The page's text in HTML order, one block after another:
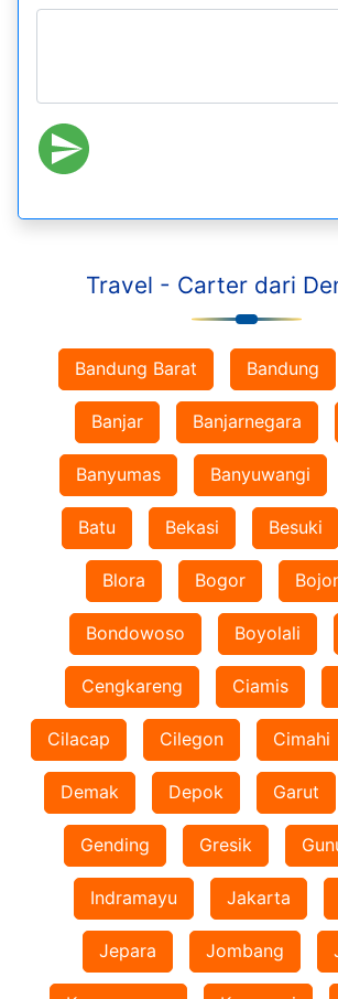
Travel - Carter dari
Bandung Barat Bandung
Banjar Banjarnegara
Banyumas Banyuwangi
Batu Bekasi Besuki
Blora Bogor
Bondowoso Boyolali
Cengkareng Ciamis
Cilacap Cilegon Cimahi
Demak Depok Garut
Gending Gresik
Indramayu Jakarta
Jepara Jombang